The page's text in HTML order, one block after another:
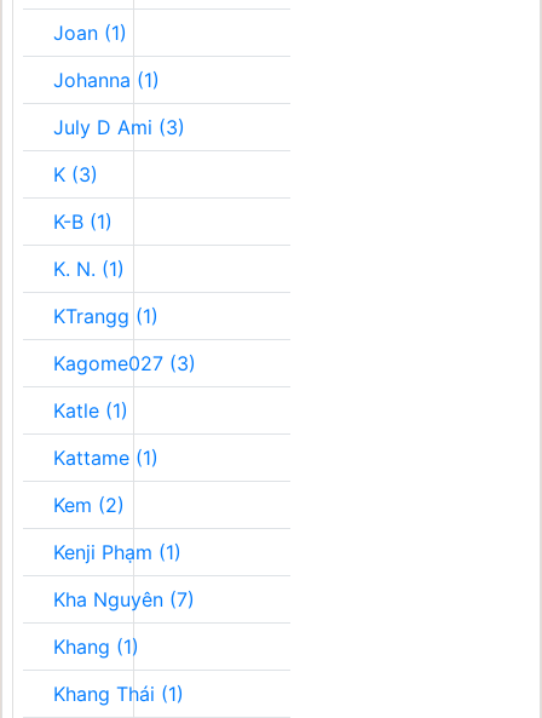
Joan (1)
Johanna (1)
July D Ami (3)
K (3)
K-B (1)
K. N. (1)
KTrangg (1)
Kagome027 (3)
Katle (1)
Kattame (1)
Kem (2)
Kenji Phạm (1)
Kha Nguyên (7)
Khang (1)
Khang Thái (1)